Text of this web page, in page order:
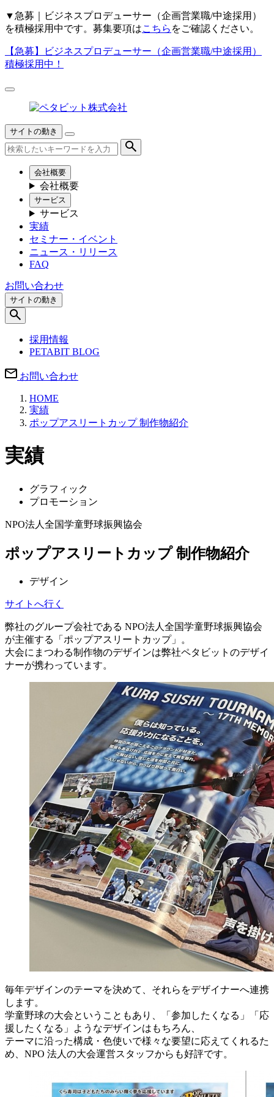
▼ 急募｜ビジネスプロデューサー（企画営業職/中途採用）
を積極採用中です。募集要項はこちら をご確認ください。
【急募】
ビジネスプロデューサー（企画営業職/中途採用）
積極採用中！
サイトの動き
会社概要
会社概要
サービス
サービス
実績
セミナー・イベント
ニュース・リリース
FAQ
お問い合わせ
サイトの動き
採用情報
PETABIT BLOG
お問い合わせ
HOME
実績
ポップアスリートカップ 制作物紹介
実績
グラフィック
プロモーション
NPO法人全国学童野球振興協会
ポップアスリートカップ 制作物紹介
デザイン
サイトへ行く
弊社のグループ会社である NPO法人全国学童野球振興協会
が主催する「ポップアスリートカップ」。
大会にまつわる制作物のデザインは弊社ペタビットのデザイ
ナーが携わっています。
毎年デザインのテーマを決めて、それらをデザイナーへ連携
します。
学童野球の大会ということもあり、「参加したくなる」「応
援したくなる」ようなデザインはもちろん、
テーマに沿った構成・色使いで様々な要望に応えてくれるた
め、NPO 法人の大会運営スタッフからも好評です。